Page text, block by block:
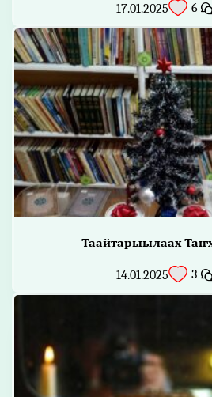
17.01.2025 6
Таайтарыылаах
14.01.2025 3